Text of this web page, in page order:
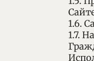
1.6.
1.7.